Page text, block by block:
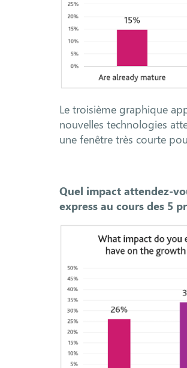
Le troisième graphique
nouvelles technologies
une fenêtre très courte
Quel impact attendez-
express au cours des 5